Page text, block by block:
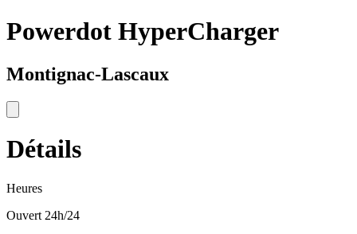
Powerdot HyperCharger
Montignac-Lascaux
Détails
Heures
Ouvert 24h/24